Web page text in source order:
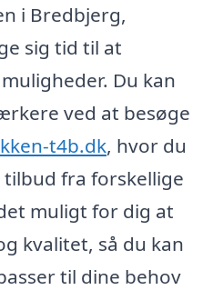
i Bredbjerg,
sig tid til at
Du kan
ved at besøge
t4b.dk, hvor du
fra forskellige
muligt for dig at
kvalitet, så du kan
til dine behov